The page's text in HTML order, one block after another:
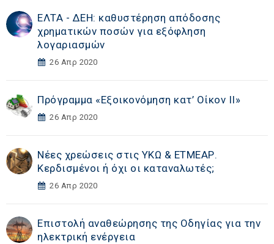
ΕΛΤΑ - ΔΕΗ: καθυστέρηση απόδοσης
χρηματικών ποσών για εξόφληση
λογαριασμών
26 Απρ 2020
Πρόγραμμα «Εξοικονόμηση κατ’ Οίκον ΙΙ»
26 Απρ 2020
Νέες χρεώσεις στις ΥΚΩ & ΕΤΜΕΑΡ.
Κερδισμένοι ή όχι οι καταναλωτές;
26 Απρ 2020
Επιστολή αναθεώρησης της Οδηγίας για την
ηλεκτρική ενέργεια